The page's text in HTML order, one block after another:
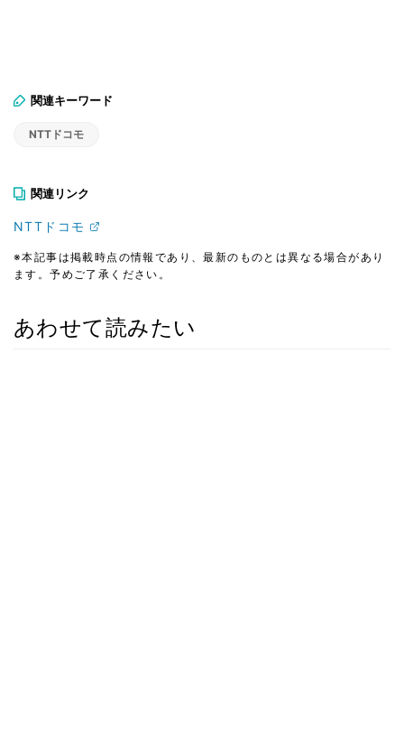
関連キーワード
NTTドコモ
関連リンク
NTTドコモ
※本記事は掲載時点の情報であり、最新のものとは異なる場合があり
ます。予めご了承ください。
あわせて読みたい